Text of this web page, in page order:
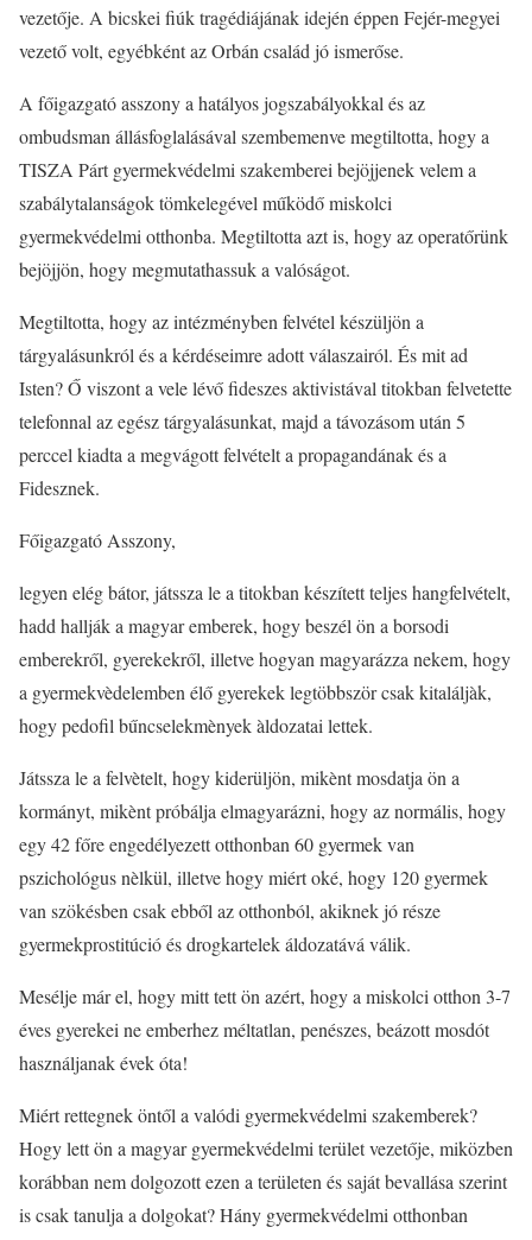
vezetője. A bicskei fiúk tragédiájának idején éppen Fejér-megyei
vezető volt, egyébként az Orbán család jó ismerőse.
A főigazgató asszony a hatályos jogszabályokkal és az
ombudsman állásfoglalásával szembemenve megtiltotta, hogy a
TISZA Párt gyermekvédelmi szakemberei bejöjjenek velem a
szabálytalanságok tömkelegével működő miskolci
gyermekvédelmi otthonba. Megtiltotta azt is, hogy az operatőrünk
bejöjjön, hogy megmutathassuk a valóságot.
Megtiltotta, hogy az intézményben felvétel készüljön a
tárgyalásunkról és a kérdéseimre adott válaszairól. És mit ad
Isten? Ő viszont a vele lévő fideszes aktivistával titokban felvetette
telefonnal az egész tárgyalásunkat, majd a távozásom után 5
perccel kiadta a megvágott felvételt a propagandának és a
Fidesznek.
Főigazgató Asszony,
legyen elég bátor, játssza le a titokban készített teljes hangfelvételt,
hadd hallják a magyar emberek, hogy beszél ön a borsodi
emberekről, gyerekekről, illetve hogyan magyarázza nekem, hogy
a gyermekvèdelemben élő gyerekek legtöbbször csak kitaláljàk,
hogy pedofil bűncselekmènyek àldozatai lettek.
Játssza le a felvètelt, hogy kiderüljön, mikènt mosdatja ön a
kormányt, mikènt próbálja elmagyarázni, hogy az normális, hogy
egy 42 főre engedélyezett otthonban 60 gyermek van
pszichológus nèlkül, illetve hogy miért oké, hogy 120 gyermek
van szökésben csak ebből az otthonból, akiknek jó része
gyermekprostitúció és drogkartelek áldozatává válik.
Mesélje már el, hogy mitt tett ön azért, hogy a miskolci otthon 3-7
éves gyerekei ne emberhez méltatlan, penészes, beázott mosdót
használjanak évek óta!
Miért rettegnek öntől a valódi gyermekvédelmi szakemberek?
Hogy lett ön a magyar gyermekvédelmi terület vezetője, miközben
korábban nem dolgozott ezen a területen és saját bevallása szerint
is csak tanulja a dolgokat? Hány gyermekvédelmi otthonban